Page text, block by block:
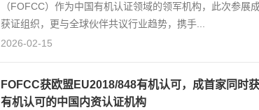
（FOFCC）作为中国有机认证领域的领军机构，此次参展
获证组织，更与全球伙伴共议行业趋势，携手...
2026-02-15
FOFCC获欧盟EU2018/848有机认可，成首家同时
有机认可的中国内资认证机构